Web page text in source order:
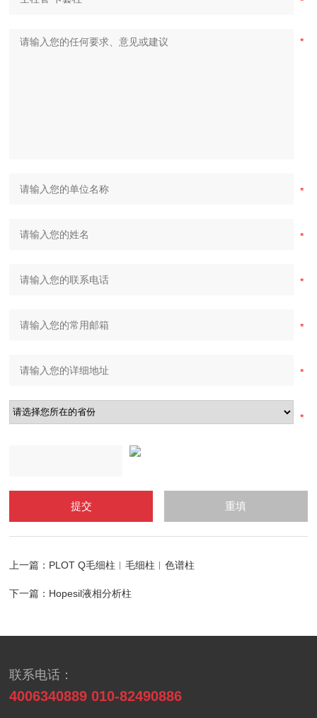
上一篇： PLOT Q毛细柱︱毛细柱︱色谱柱
下一篇： Hopesil液相分析柱
联系电话：
4006340889 010-82490886